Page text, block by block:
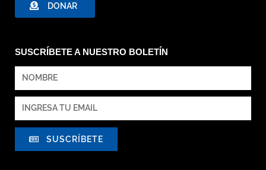
DONAR
SUSCRÍBETE A NUESTRO BOLETÍN
SUSCRÍBETE